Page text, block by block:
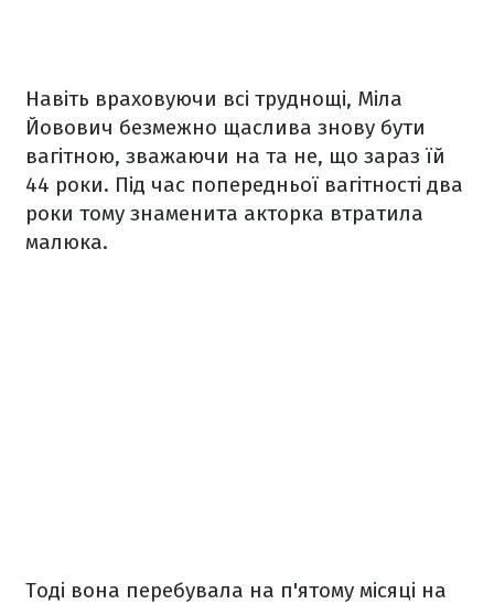
Навіть враховуючи всі труднощі, Міла
Йовович безмежно щаслива знову бути
вагітною, зважаючи на та не, що зараз їй
44 роки. Під час попередньої вагітності два
роки тому знаменита акторка втратила
малюка.
Тоді вона перебувала на п'ятому місяці на